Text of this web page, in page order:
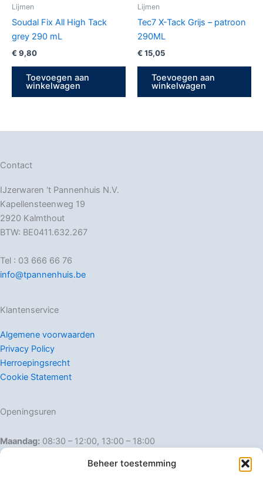
Beheer toestemming
Lijmen
Soudal Fix All High Tack
grey 290 mL
€ 9,80
Toevoegen aan
winkelwagen
Lijmen
Tec7 X-Tack Grijs – patroon
290ML
€ 15,05
Toevoegen aan
winkelwagen
Contact
IJzerwaren ‘t Pannenhuis N.V.
Kapellensteenweg 19
2920 Kalmthout
BTW: BE0411.632.267
Tel : 03 666 66 76
info@tpannenhuis.be
Klantenservice
Algemene voorwaarden
Privacy Policy
Herroepingsrecht
Cookie Statement
Openingsuren
Maandag: 08:30 – 12:00, 13:00 – 18:00
Dinsdag:
08:30 – 12:00, 13:00 – 18:00